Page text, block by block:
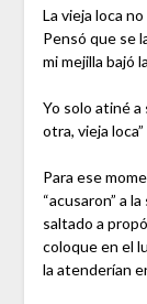
La vieja loca
Pensó que se
mi mejilla bajó
Yo solo atiné a
otra, vieja loca”
Para ese
“acusaron” a
saltado a
coloque en el
la atenderían